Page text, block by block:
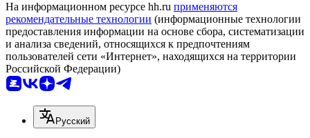
На информационном ресурсе hh.ru применяются
рекомендательные технологии (информационные технологии
предоставления информации на основе сбора, систематизации
и анализа сведений, относящихся к предпочтениям
пользователей сети «Интернет», находящихся на территории
Российской Федерации)
Русский